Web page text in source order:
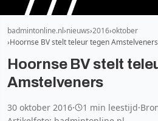
badmintonline.nl nieuws 2016 oktober
Hoornse BV stelt teleur tegen
Hoornse BV stelt
Amstelveners
30 oktober 2016· 1 min leestijd·